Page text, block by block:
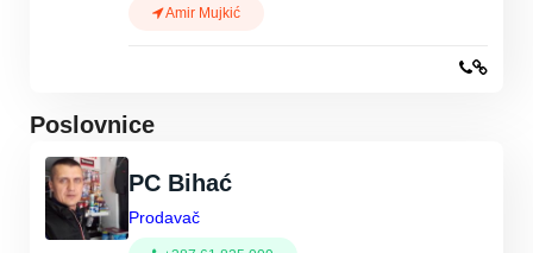
Amir Mujkić
Poslovnice
PC Bihać
Prodavač